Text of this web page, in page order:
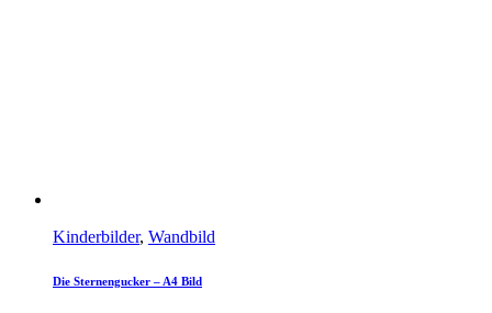
Kinderbilder, Wandbild
Die Sternengucker – A4 Bild